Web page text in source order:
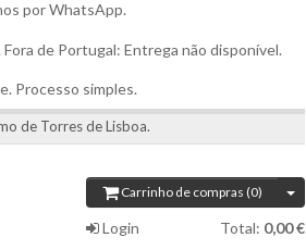
por WhatsApp.
de Portugal: Entrega não disponível.
Processo simples.
de Torres de Lisboa.
Carrinho de compras (0)
Login Total: 0,00 €